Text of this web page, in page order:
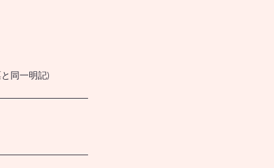
同一明記)